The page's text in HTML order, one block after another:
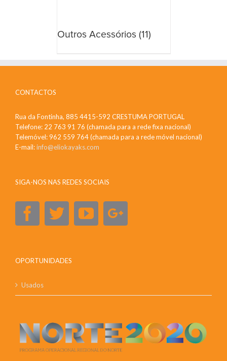
Outros Acessórios (11)
CONTACTOS
Rua da Fontinha, 885 4415-592 CRESTUMA PORTUGAL
Telefone: 22 763 91 76 (chamada para a rede fixa nacional)
Telemóvel: 962 559 764 (chamada para a rede móvel nacional)
E-mail:info@eliokayaks.com
SIGA-NOS NAS REDES SOCIAIS
OPORTUNIDADES
Usados